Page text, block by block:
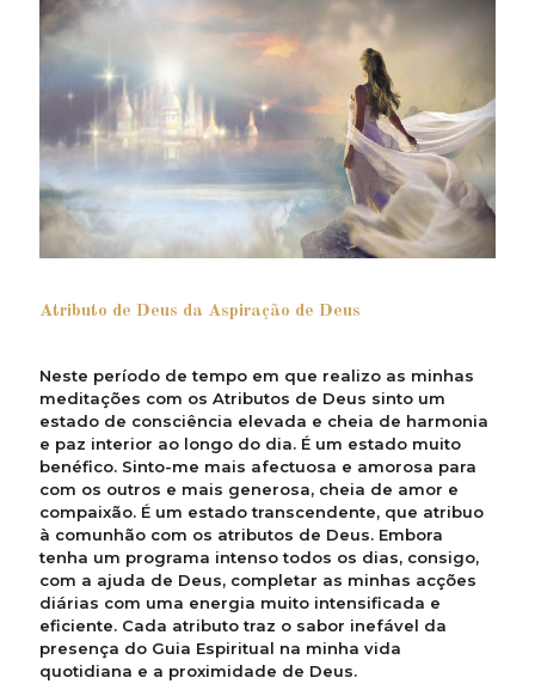
Atributo de Deus da Aspiração de Deus
Neste período de tempo em que realizo as minhas
meditações com os Atributos de Deus sinto um
estado de consciência elevada e cheia de harmonia
e paz interior ao longo do dia. É um estado muito
benéfico. Sinto-me mais afectuosa e amorosa para
com os outros e mais generosa, cheia de amor e
compaixão. É um estado transcendente, que atribuo
à comunhão com os atributos de Deus. Embora
tenha um programa intenso todos os dias, consigo,
com a ajuda de Deus, completar as minhas acções
diárias com uma energia muito intensificada e
eficiente. Cada atributo traz o sabor inefável da
presença do Guia Espiritual na minha vida
quotidiana e a proximidade de Deus.